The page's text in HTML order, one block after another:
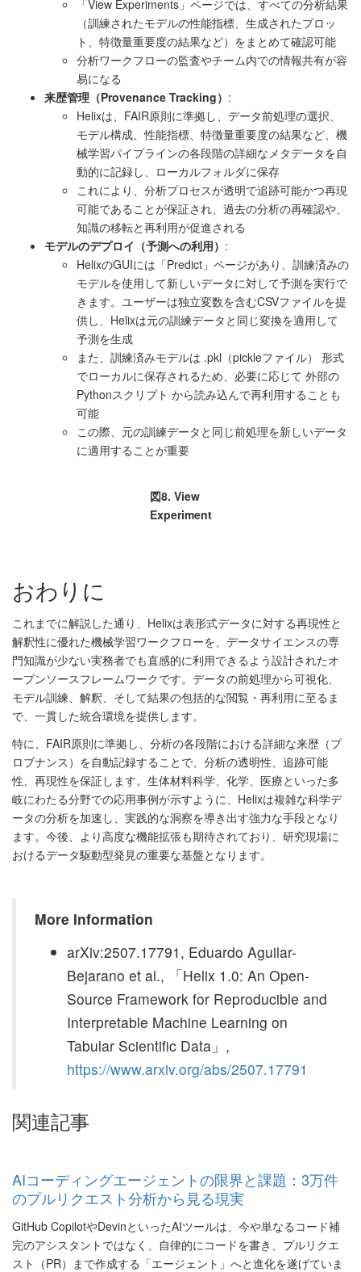
「View Experiments」ページでは、すべての分析結果
（訓練されたモデルの性能指標、生成されたプロッ
ト、特徴量重要度の結果など）をまとめて確認可能
分析ワークフローの監査やチーム内での情報共有が容
易になる
来歴管理（Provenance Tracking） :
Helixは、FAIR原則に準拠し、データ前処理の選択、
モデル構成、性能指標、特徴量重要度の結果など、機
械学習パイプラインの各段階の詳細なメタデータを自
動的に記録し、ローカルフォルダに保存
これにより、分析プロセスが透明で追跡可能かつ再現
可能であることが保証され、過去の分析の再確認や、
知識の移転と再利用が促進される
モデルのデプロイ（予測への利用） :
HelixのGUIには「Predict」ページがあり、訓練済みの
モデルを使用して新しいデータに対して予測を実行で
きます。ユーザーは独立変数を含むCSVファイルを提
供し、Helixは元の訓練データと同じ変換を適用して
予測を生成
また、訓練済みモデルは .pkl（pickleファイル） 形式
でローカルに保存されるため、必要に応じて 外部の
Pythonスクリプト から読み込んで再利用することも
可能
この際、元の訓練データと同じ前処理を新しいデータ
に適用することが重要
図8. View
Experiment
おわりに
これまでに解説した通り、Helixは表形式データに対する再現性と
解釈性に優れた機械学習ワークフローを、データサイエンスの専
門知識が少ない実務者でも直感的に利用できるよう設計されたオ
ープンソースフレームワークです。データの前処理から可視化、
モデル訓練、解釈、そして結果の包括的な閲覧・再利用に至るま
で、一貫した統合環境を提供します。
特に、FAIR原則に準拠し、分析の各段階における詳細な来歴（プ
ロブナンス）を自動記録することで、分析の透明性、追跡可能
性、再現性を保証します。生体材料科学、化学、医療といった多
岐にわたる分野での応用事例が示すように、Helixは複雑な科学デ
ータの分析を加速し、実践的な洞察を導き出す強力な手段となり
ます。今後、より高度な機能拡張も期待されており、研究現場に
おけるデータ駆動型発見の重要な基盤となります。
More Information
arXiv:2507.17791, Eduardo Aguilar-
Bejarano et al., 「Helix 1.0: An Open-
Source Framework for Reproducible and
Interpretable Machine Learning on
Tabular Scientific Data」,
https://www.arxiv.org/abs/2507.17791
関連記事
AIコーディングエージェントの限界と課題：3万件
のプルリクエスト分析から見る現実
GitHub CopilotやDevinといったAIツールは、今や単なるコード補
完のアシスタントではなく、自律的にコードを書き、プルリクエ
スト（PR）まで作成する「エージェント」へと進化を遂げていま